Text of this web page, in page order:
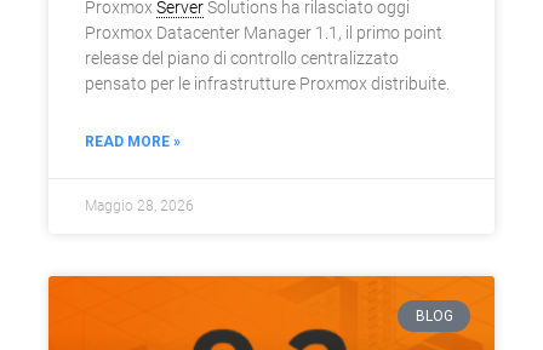
Proxmox ServerSolutions ha rilasciato oggi
Proxmox Datacenter Manager 1.1, il primo point
release del piano di controllo centralizzato
pensato per le infrastrutture Proxmox distribuite.
READ MORE »
Maggio 28, 2026
BLOG